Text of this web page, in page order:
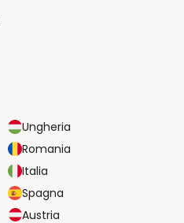
Ungheria
Romania
Italia
Spagna
Austria